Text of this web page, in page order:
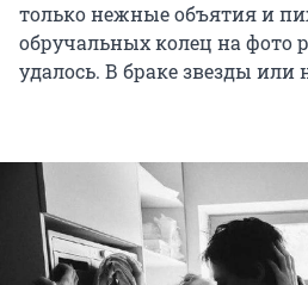
только нежные объятия и
обручальных колец на фото
удалось. В браке звезды или